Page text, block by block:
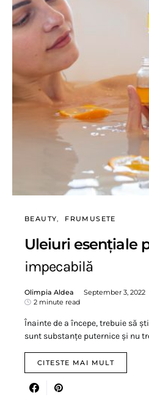
BEAUTY FRUMUSETE
Uleiuri esențiale
impecabilă
Olimpia Aldea September 3, 2022
2 minute read
Înainte de a începe, trebuie să
sunt substanțe puternice și nu
CITESTE MAI MULT